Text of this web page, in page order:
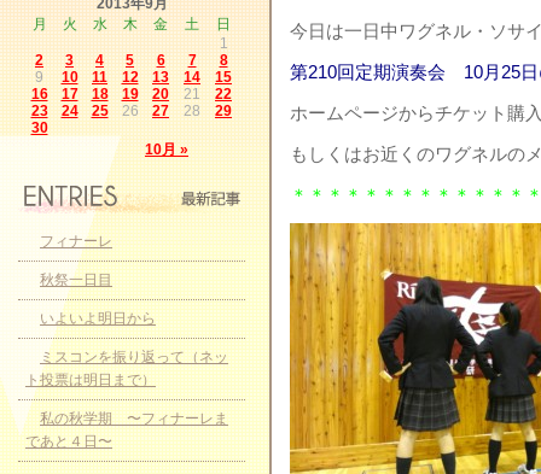
今日は一日中ワグネル・ソサ
第210回定期演奏会 10月25
ホームページからチケット購
もしくはお近くのワグネルの
＊＊＊＊＊＊＊＊＊＊＊＊＊
2013年9月
月
火 水 木 金 土 日
10月 »
1
2
3 4 5 6 7
8
9
10 11 12 13 14
15
16
17 18 19 20 21
22
23
24 25 26 27 28
29
30
フィナーレ
秋祭一日目
いよいよ明日から
ミスコンを振り返って（ネッ
ト投票は明日まで）
私の秋学期 〜フィナーレま
であと４日〜